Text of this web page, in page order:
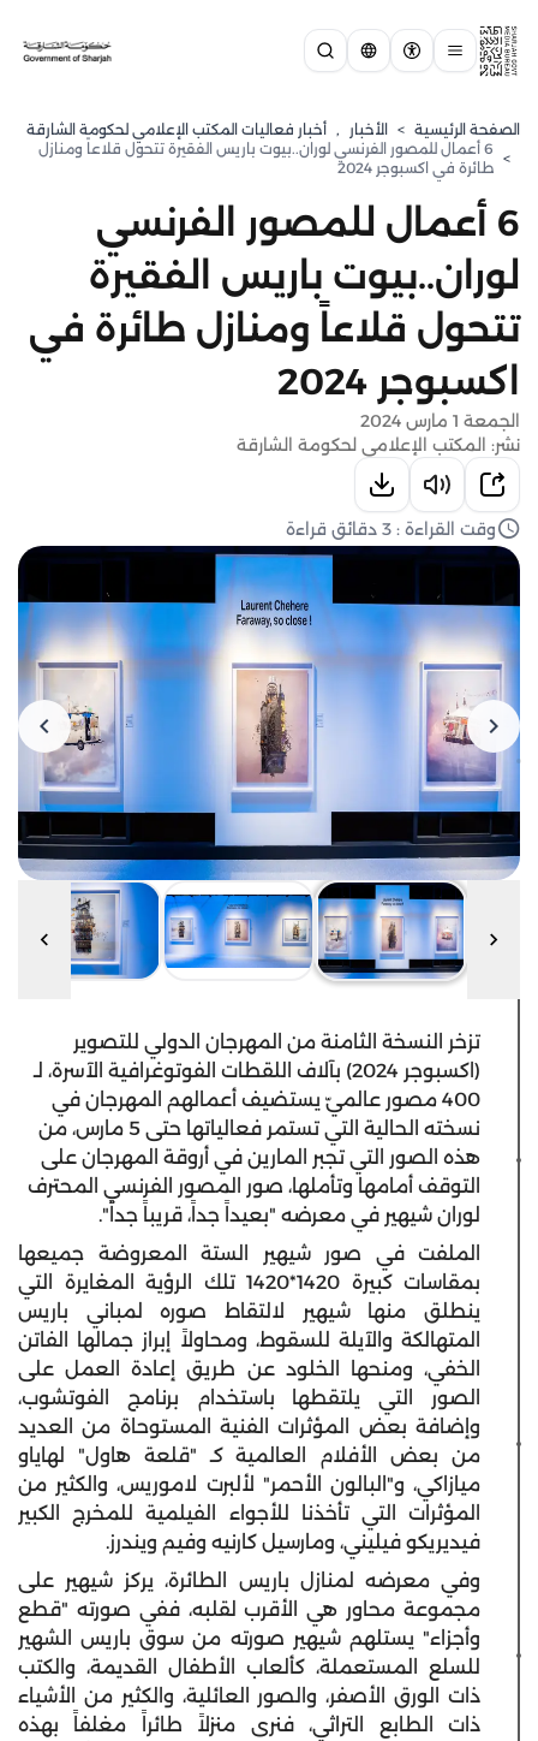
الصفحة الرئيسية > الأخبار , أخبار فعاليات المكتب الإعلامي لحكومة الشارقة
>
6 أعمال للمصور الفرنسي لوران..بيوت باريس الفقيرة تتحول قلاعاً ومنازل
طائرة في اكسبوجر 2024
6 أعمال للمصور الفرنسي
لوران..بيوت باريس الفقيرة
تتحول قلاعاً ومنازل طائرة في
اكسبوجر 2024
الجمعة 1 مارس 2024
نشر: المكتب الإعلامي لحكومة الشارقة
وقت القراءة : 3 دقائق قراءة
تزخر النسخة الثامنة من المهرجان الدولي للتصوير
(اكسبوجر 2024) بآلاف اللقطات الفوتوغرافية الآسرة، لـ
400 مصور عالميّ يستضيف أعمالهم المهرجان في
نسخته الحالية التي تستمر فعالياتها حتى 5 مارس، من
هذه الصور التي تجبر المارين في أروقة المهرجان على
التوقف أمامها وتأملها، صور المصور الفرنسي المحترف
لوران شيهير في معرضه "بعيداً جداً، قريباً جداً".
الملفت في صور شيهير الستة المعروضة جميعها
بمقاسات كبيرة 1420*1420 تلك الرؤية المغايرة التي
ينطلق منها شيهير لالتقاط صوره لمباني باريس
المتهالكة والآيلة للسقوط، ومحاولاً إبراز جمالها الفاتن
الخفي، ومنحها الخلود عن طريق إعادة العمل على
الصور التي يلتقطها باستخدام برنامج الفوتشوب،
وإضافة بعض المؤثرات الفنية المستوحاة من العديد
من بعض الأفلام العالمية كـ "قلعة هاول" لهاياو
ميازاكي، و"البالون الأحمر" لألبرت لاموريس، والكثير من
المؤثرات التي تأخذنا للأجواء الفيلمية للمخرج الكبير
فيديريكو فيليني، ومارسيل كارنيه وفيم ويندرز.
وفي معرضه لمنازل باريس الطائرة، يركز شيهير على
مجموعة محاور هي الأقرب لقلبه، ففي صورته "قطع
وأجزاء" يستلهم شيهير صورته من سوق باريس الشهير
للسلع المستعملة، كألعاب الأطفال القديمة، والكتب
ذات الورق الأصفر، والصور العائلية، والكثير من الأشياء
ذات الطابع التراثي، فنرى منزلاً طائراً مغلفاً بهذه